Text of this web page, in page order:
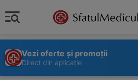
Vezi oferte și promoții
Direct din aplicație